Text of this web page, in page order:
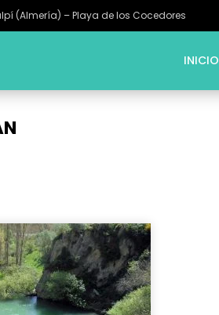
(Almería) – Playa de los Cocedores
INICIO